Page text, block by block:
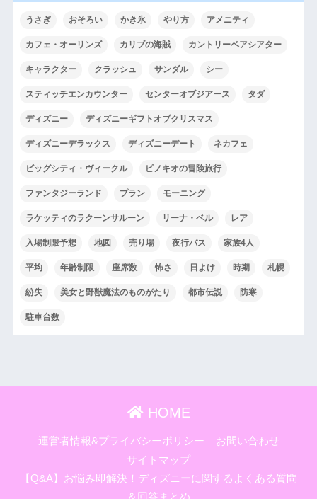
うさぎ おそろい かき氷 やり方 アメニティ
カフェ・オーリンズ カリブの海賊 カントリーベアシアター
キャラクター クラッシュ サンダル シー
スティッチエンカウンター センターオブジアース タダ
ディズニー ディズニーギフトオブクリスマス
ディズニーデラックス ディズニーデート ネカフェ
ビッグシティ・ヴィークル ピノキオの冒険旅行
ファンタジーランド プラン モーニング
ラケッティのラクーンサルーン リーナ・ベル レア
入場制限予想 地図 売り場 夜行バス 家族4人
平均 年齢制限 座席数 怖さ 日よけ 時期 札幌
紛失 美女と野獣魔法のものがたり 都市伝説 防寒
駐車台数
HOME
運営者情報&プライバシーポリシー
お問い合わせ
サイトマップ
【Q&A】お悩み即解決！ディズニーに関するよくある質問